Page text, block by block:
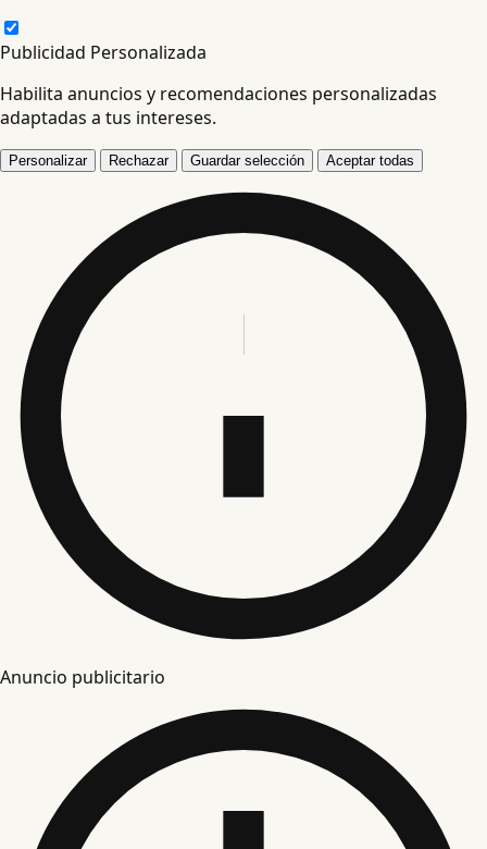
Publicidad Personalizada
Habilita anuncios y recomendaciones personalizadas
adaptadas a tus intereses.
Personalizar Rechazar Guardar selección Aceptar todas
Anuncio publicitario